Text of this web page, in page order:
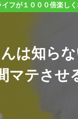
しくなるメディア【
は知ら
マテさせ